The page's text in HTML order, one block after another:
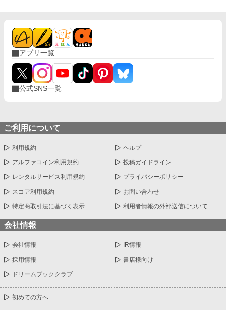
アプリ一覧
公式SNS一覧
ご利用について
利用規約 ヘルプ
アルファコイン利用規約 投稿ガイドライン
レンタルサービス利用規約 プライバシーポリシー
スコア利用規約 お問い合わせ
特定商取引法に基づく表示 利用者情報の外部送信について
会社情報
会社情報 IR情報
採用情報 書店様向け
ドリームブッククラブ
初めての方へ